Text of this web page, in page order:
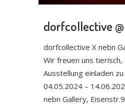
dorfcollective
dorfcollective X nebn
Wir freuen uns
Ausstellung einladen
04.05.2024 –
nebn Gallery,